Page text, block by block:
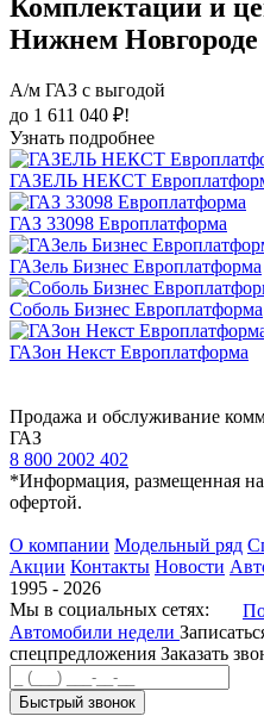
Комплектации и
Нижнем Новгороде
А/м ГАЗ с выгодой
до 1 611 040 ₽!
Узнать подробнее
ГАЗЕЛЬ НЕКСТ
ГАЗ 33098 Европлатформа
ГАЗель Бизнес Европлатформа
Соболь Бизнес Европлатформа
ГАЗон Некст Европлатформа
Продажа и обслуживание
ГАЗ
8 800 2002 402
*Информация, размещенная на
офертой.
О компании Модельный ряд
Акции Контакты Новости
1995 - 2026
Мы в социальных сетях:
Автомобили недели
спецпредложения Заказать
Быстрый звонок